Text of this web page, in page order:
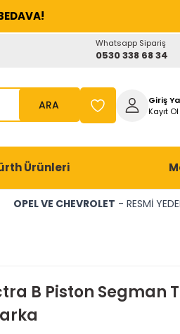
Whatsapp Sipariş
0530 338 68 34
ARA
Giriş
Kayıt Ol
Ürünleri
OPEL VE CHEVROLET - RESMİ
B Piston Segman